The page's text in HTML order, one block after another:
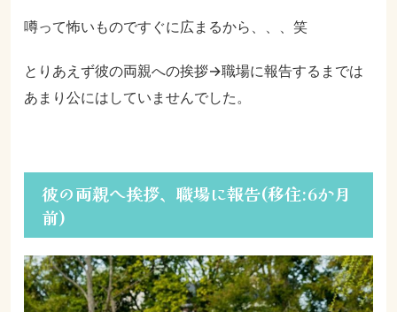
噂って怖いものですぐに広まるから、、、笑
とりあえず彼の両親への挨拶→職場に報告するまでは
あまり公にはしていませんでした。
彼の両親へ挨拶、職場に報告(移住:6か月
前)